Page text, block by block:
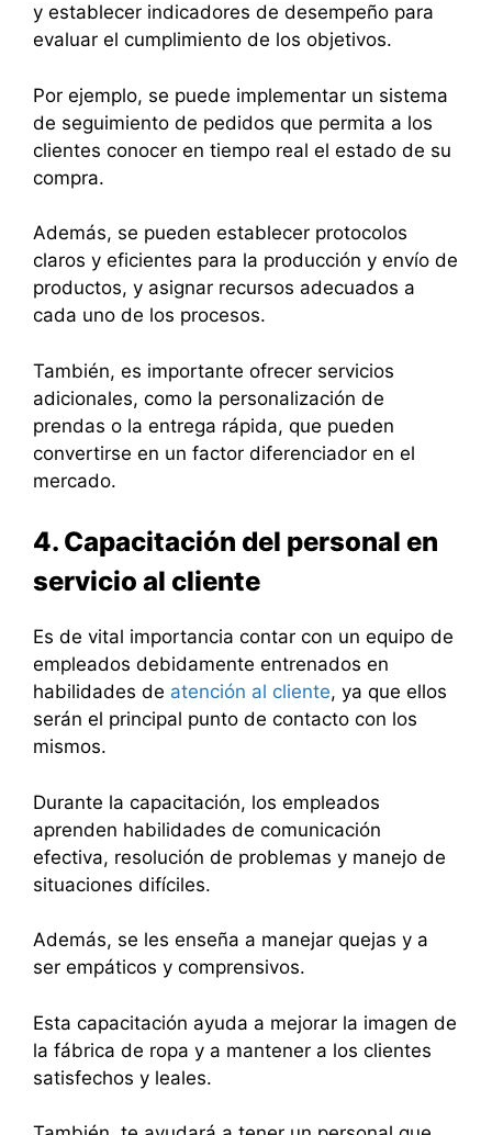
y establecer indicadores de desempeño para
evaluar el cumplimiento de los objetivos.
Por ejemplo, se puede implementar un sistema
de seguimiento de pedidos que permita a los
clientes conocer en tiempo real el estado de su
compra.
Además, se pueden establecer protocolos
claros y eficientes para la producción y envío de
productos, y asignar recursos adecuados a
cada uno de los procesos.
También, es importante ofrecer servicios
adicionales, como la personalización de
prendas o la entrega rápida, que pueden
convertirse en un factor diferenciador en el
mercado.
4. Capacitación del personal en
servicio al cliente
Es de vital importancia contar con un equipo de
empleados debidamente entrenados en
habilidades de atención al cliente, ya que ellos
serán el principal punto de contacto con los
mismos.
Durante la capacitación, los empleados
aprenden habilidades de comunicación
efectiva, resolución de problemas y manejo de
situaciones difíciles.
Además, se les enseña a manejar quejas y a
ser empáticos y comprensivos.
Esta capacitación ayuda a mejorar la imagen de
la fábrica de ropa y a mantener a los clientes
satisfechos y leales.